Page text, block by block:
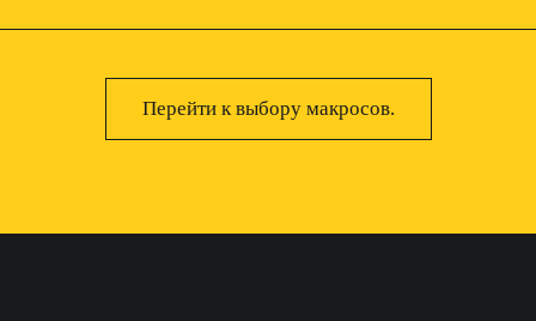
Перейти к выбору макросов.